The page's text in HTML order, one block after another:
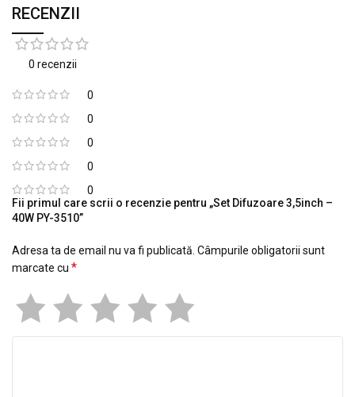
RECENZII
0 recenzii
0
0
0
0
0
Fii primul care scrii o recenzie pentru „Set Difuzoare 3,5inch –
40W PY-3510”
Adresa ta de email nu va fi publicată. Câmpurile obligatorii sunt
marcate cu *